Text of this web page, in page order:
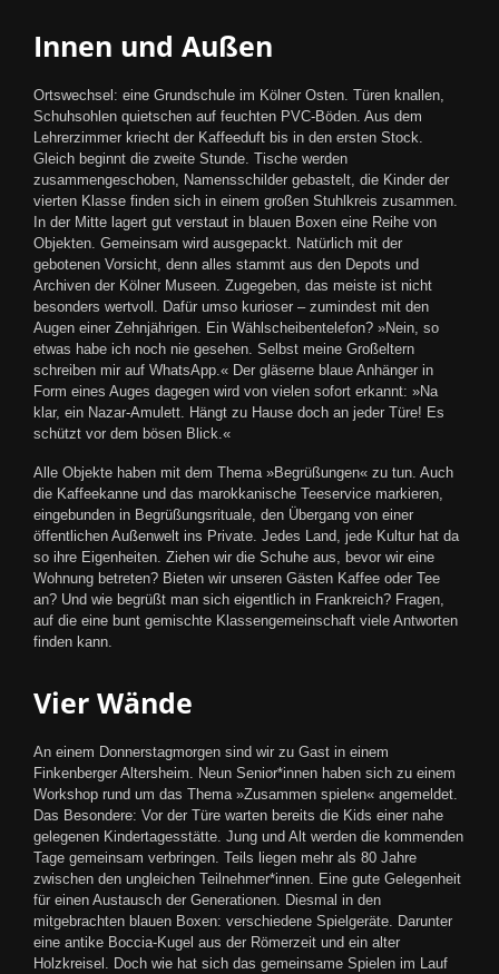
Innen und Außen
Ortswechsel: eine Grundschule im Kölner Osten. Türen knallen,
Schuhsohlen quietschen auf feuchten PVC-Böden. Aus dem
Lehrerzimmer kriecht der Kaffeeduft bis in den ersten Stock.
Gleich beginnt die zweite Stunde. Tische werden
zusammengeschoben, Namensschilder gebastelt, die Kinder der
vierten Klasse finden sich in einem großen Stuhlkreis zusammen.
In der Mitte lagert gut verstaut in blauen Boxen eine Reihe von
Objekten. Gemeinsam wird ausgepackt. Natürlich mit der
gebotenen Vorsicht, denn alles stammt aus den Depots und
Archiven der Kölner Museen. Zugegeben, das meiste ist nicht
besonders wertvoll. Dafür umso kurioser – zumindest mit den
Augen einer Zehnjährigen. Ein Wählscheibentelefon? »Nein, so
etwas habe ich noch nie gesehen. Selbst meine Großeltern
schreiben mir auf WhatsApp.« Der gläserne blaue Anhänger in
Form eines Auges dagegen wird von vielen sofort erkannt: »Na
klar, ein Nazar-Amulett. Hängt zu Hause doch an jeder Türe! Es
schützt vor dem bösen Blick.«
Alle Objekte haben mit dem Thema »Begrüßungen« zu tun. Auch
die Kaffeekanne und das marokkanische Teeservice markieren,
eingebunden in Begrüßungsrituale, den Übergang von einer
öffentlichen Außenwelt ins Private. Jedes Land, jede Kultur hat da
so ihre Eigenheiten. Ziehen wir die Schuhe aus, bevor wir eine
Wohnung betreten? Bieten wir unseren Gästen Kaffee oder Tee
an? Und wie begrüßt man sich eigentlich in Frankreich? Fragen,
auf die eine bunt gemischte Klassengemeinschaft viele Antworten
finden kann.
Vier Wände
An einem Donnerstagmorgen sind wir zu Gast in einem
Finkenberger Altersheim. Neun Senior*innen haben sich zu einem
Workshop rund um das Thema »Zusammen spielen« angemeldet.
Das Besondere: Vor der Türe warten bereits die Kids einer nahe
gelegenen Kindertagesstätte. Jung und Alt werden die kommenden
Tage gemeinsam verbringen. Teils liegen mehr als 80 Jahre
zwischen den ungleichen Teilnehmer*innen. Eine gute Gelegenheit
für einen Austausch der Generationen. Diesmal in den
mitgebrachten blauen Boxen: verschiedene Spielgeräte. Darunter
eine antike Boccia-Kugel aus der Römerzeit und ein alter
Holzkreisel. Doch wie hat sich das gemeinsame Spielen im Lauf